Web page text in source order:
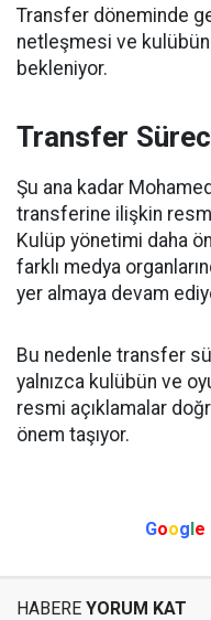
Transfer döneminde
netleşmesi ve
bekleniyor.
Transfer
Şu ana kadar
transferine ilişkin
Kulüp yönetimi daha
farklı medya
yer almaya devam
Bu nedenle transfer
yalnızca kulübün ve
resmi açıklamalar
önem taşıyor.
Google
HABERE YORUM KAT